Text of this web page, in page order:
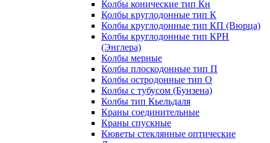
Колбы конические тип Кн
Колбы круглодонные тип К
Колбы круглодонные тип КП (Вюрца)
Колбы круглодонные тип КРН
(Энглера)
Колбы мерные
Колбы плоскодонные тип П
Колбы остродонные тип О
Колбы с тубусом (Бунзена)
Колбы тип Кьельдаля
Краны соединительные
Краны спускные
Кюветы стеклянные оптические